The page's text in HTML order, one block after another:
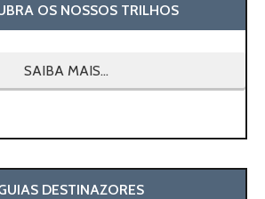
OS NOSSOS TRILHOS
SAIBA MAIS...
DESTINAZORES